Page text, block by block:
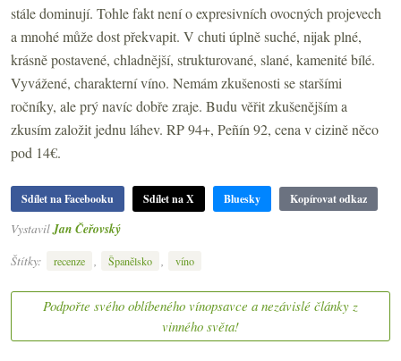
stále dominují. Tohle fakt není o expresivních ovocných projevech
a mnohé může dost překvapit. V chuti úplně suché, nijak plné,
krásně postavené, chladnější, strukturované, slané, kamenité bílé.
Vyvážené, charakterní víno. Nemám zkušenosti se staršími
ročníky, ale prý navíc dobře zraje. Budu věřit zkušenějším a
zkusím založit jednu láhev. RP 94+, Peñín 92, cena v cizině něco
pod 14€.
Sdílet na Facebooku Sdílet na X Bluesky Kopírovat odkaz
Vystavil Jan Čeřovský
Štítky:
recenze , Španělsko , víno
Podpořte svého oblíbeného vínopsavce a nezávislé články z
vinného světa!